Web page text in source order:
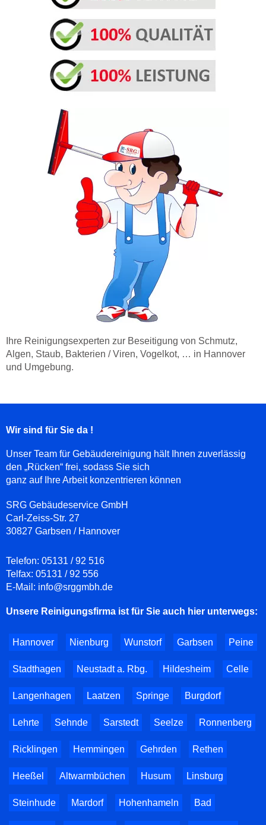
Ihre Reinigungsexperten zur Beseitigung von Schmutz,
Algen, Staub, Bakterien / Viren, Vogelkot, … in Hannover
und Umgebung.
Wir sind für Sie da !
Unser Team für Gebäudereinigung hält Ihnen zuverlässig
den „Rücken“ frei, sodass Sie sich
ganz auf Ihre Arbeit konzentrieren können
SRG Gebäudeservice GmbH
Carl-Zeiss-Str. 27
30827 Garbsen / Hannover
Telefon: 05131 / 92 516
Telfax: 05131 / 92 556
E-Mail: info@srggmbh.de
Unsere Reinigungsfirma ist für Sie auch hier unterwegs:
Hannover Nienburg Wunstorf Garbsen Peine
Stadthagen Neustadt a. Rbg. Hildesheim Celle
Langenhagen Laatzen Springe Burgdorf
Lehrte Sehnde Sarstedt Seelze Ronnenberg
Ricklingen Hemmingen Gehrden Rethen
Heeßel Altwarmbüchen Husum Linsburg
Steinhude Mardorf Hohenhameln Bad